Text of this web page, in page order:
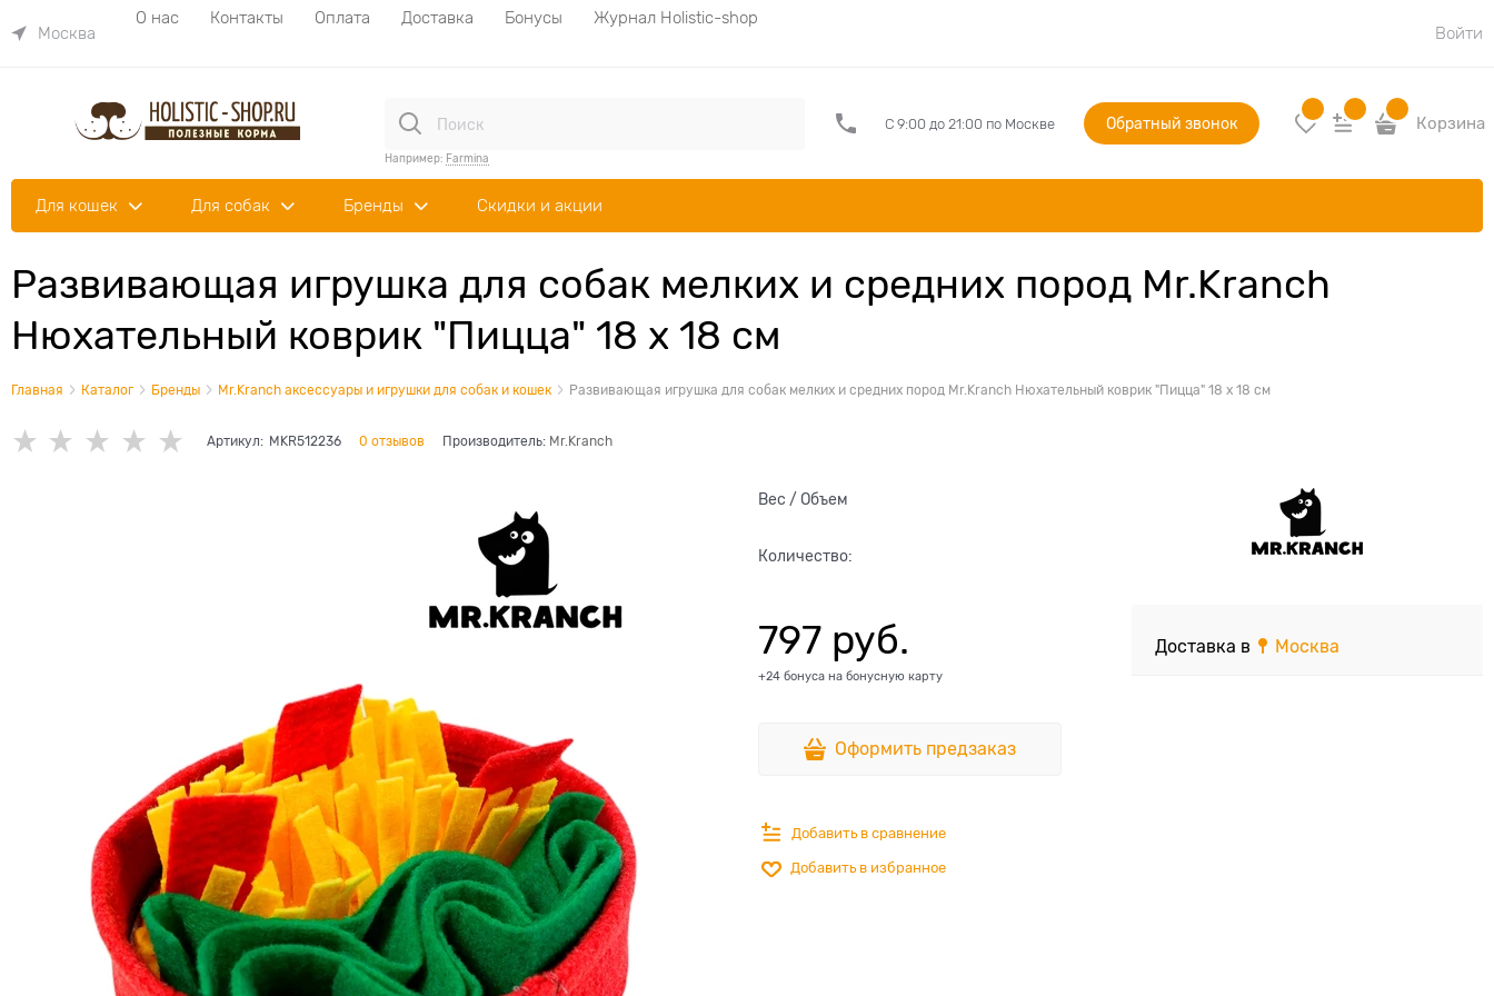
Москва
О нас Контакты Оплата Доставка Бонусы
Журнал Holistic-shop
Войти
Например: Farmina
С 9:00 до 21:00 по Москве Обратный звонок Корзина
Для кошек Для собак Бренды Скидки и акции
Развивающая игрушка для собак мелких и средних пород Mr.Kranch
Нюхательный коврик "Пицца" 18 x 18 см
Главная Каталог Бренды Mr.Kranch аксессуары и игрушки для собак и кошек Развивающая игрушка для собак мелких и средних пород Mr.Kranch Нюхательный коврик "Пицца" 18 x 18 см
Артикул: MKR512236 0 отзывов Производитель: Mr.Kranch
Вес / Объем
Количество:
797 руб.
+24 бонуса на бонусную карту
Оформить предзаказ
Добавить в сравнение
Добавить в избранное
Доставка в Москва